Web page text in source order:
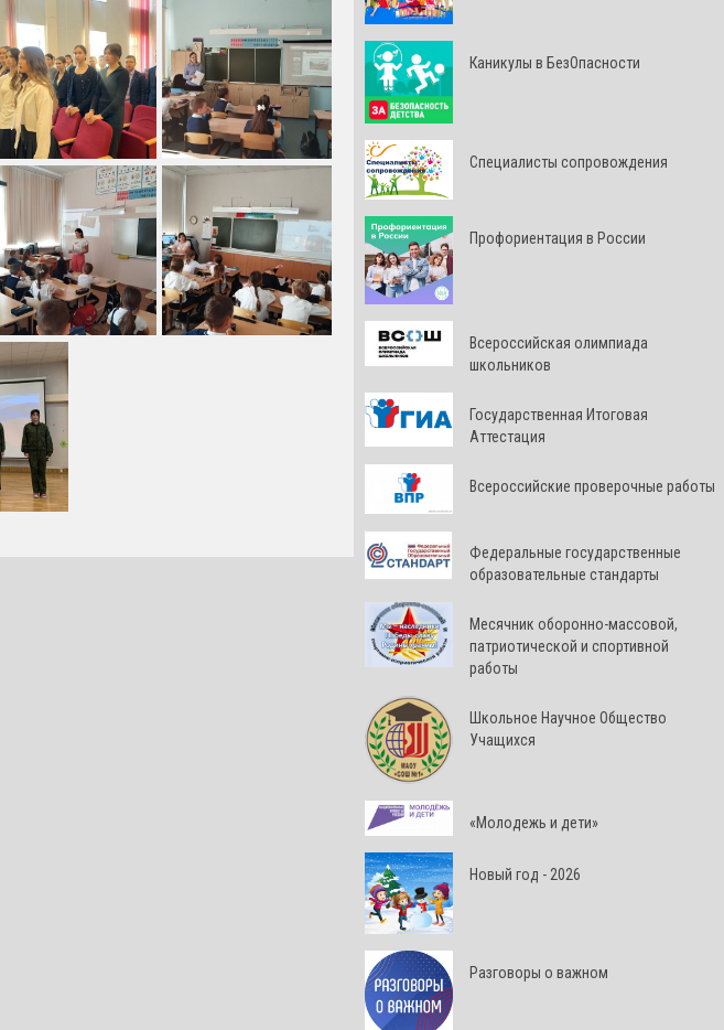
Каникулы в БезОпасности
Специалисты сопровождения
Профориентация в России
Всероссийская олимпиада
школьников
Государственная Итоговая
Аттестация
Всероссийские проверочные работы
Федеральные государственные
образовательные стандарты
Месячник оборонно-массовой,
патриотической и спортивной
работы
Школьное Научное Общество
Учащихся
«Молодежь и дети»
Новый год - 2026
Разговоры о важном